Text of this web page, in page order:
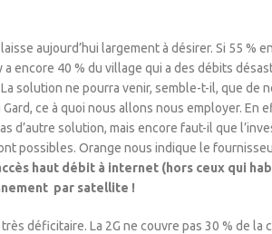
aujourd’hui largement à désirer. Si 55
encore 40 % du village qui a des débits
solution ne pourra venir, semble-t-il, que
ce à quoi nous allons nous employer.
d’autre solution, mais encore faut-il que
Orange nous indique le
haut débit à internet (hors ceux qui
par satellite !
déficitaire. La 2G ne couvre pas 30 % de la